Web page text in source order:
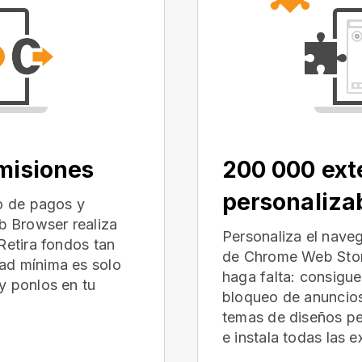
de pagos y
Browser realiza
fondos tan
mínima es solo
ponlos en tu
200 000
Personaliza el
de Chrome Web
haga falta:
bloqueo de
temas de diseños
e instala todas las